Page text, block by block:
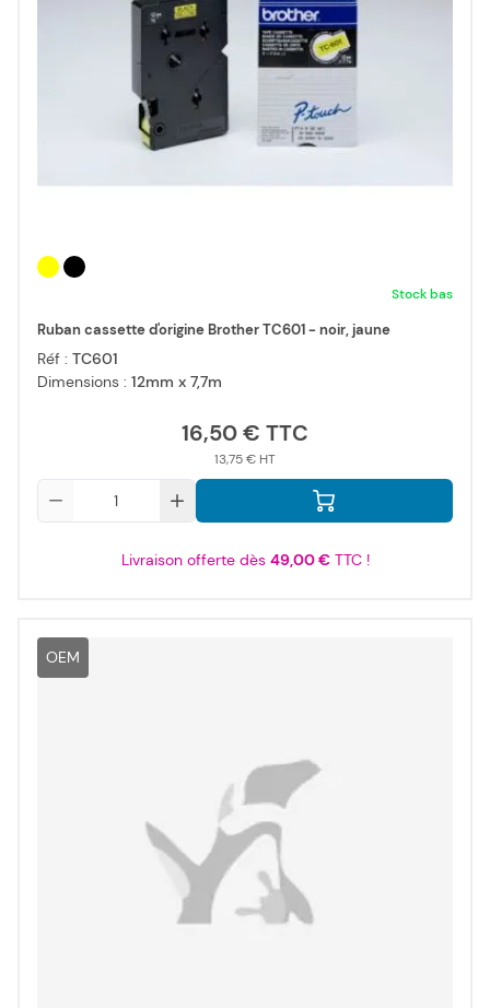
Stock bas
Ruban cassette d'origine Brother TC601 - noir, jaune
Réf : TC601
Dimensions : 12mm x 7,7m
16,50 €
13,75 €
Livraison offerte dès 49,00 €TTC !
OEM